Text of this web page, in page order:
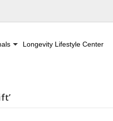
Longevity Lifestyle Center